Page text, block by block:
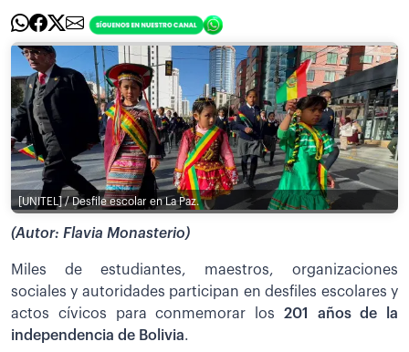
[UNITEL] / Desfile escolar en La Paz.
(Autor: Flavia Monasterio)
Miles de estudiantes, maestros, organizaciones
sociales y autoridades participan en desfiles escolares y
actos cívicos para conmemorar los 201 años de la
independencia de Bolivia.